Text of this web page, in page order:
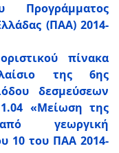
Προγράμματος
(ΠΑΑ) 2014-
πίνακα
της 6ης
δεσμεύσεων
«Μείωση της
γεωργική
10 του ΠΑΑ 2014-